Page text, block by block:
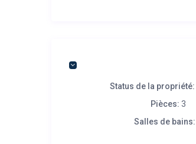
Status de la propriété:
Pièces: 3
Salles de bains: